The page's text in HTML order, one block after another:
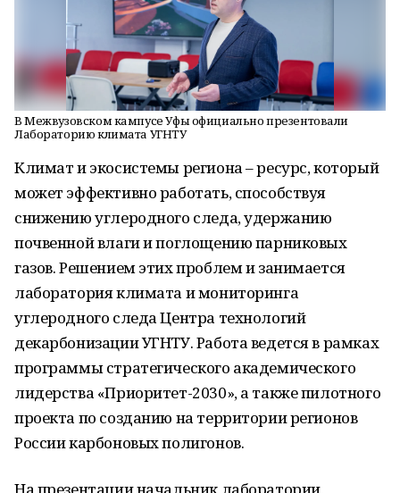
В Межвузовском кампусе Уфы официально презентовали
Лабораторию климата УГНТУ
Климат и экосистемы региона – ресурс, который
может эффективно работать, способствуя
снижению углеродного следа, удержанию
почвенной влаги и поглощению парниковых
газов. Решением этих проблем и занимается
лаборатория климата и мониторинга
углеродного следа Центра технологий
декарбонизации УГНТУ. Работа ведется в рамках
программы стратегического академического
лидерства «Приоритет-2030», а также пилотного
проекта по созданию на территории регионов
России карбоновых полигонов.